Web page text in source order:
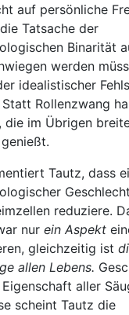
auf persönliche
Tatsache der
Binarität
werden
idealistischer
Rollenzwang
die im Übrigen
Tautz, dass
reduziere.
nur ein Aspekt
gleichzeitig ist
allen Lebens.
aller
scheint Tautz die